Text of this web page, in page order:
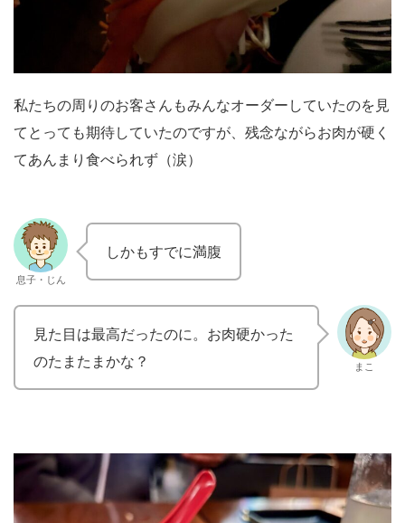
私たちの周りのお客さんもみんなオーダーしていたのを見
てとっても期待していたのですが、残念ながらお肉が硬く
てあんまり食べられず（涙）
息子・じん
しかもすでに満腹
見た目は最高だったのに。お肉硬かった
のたまたまかな？
まこ